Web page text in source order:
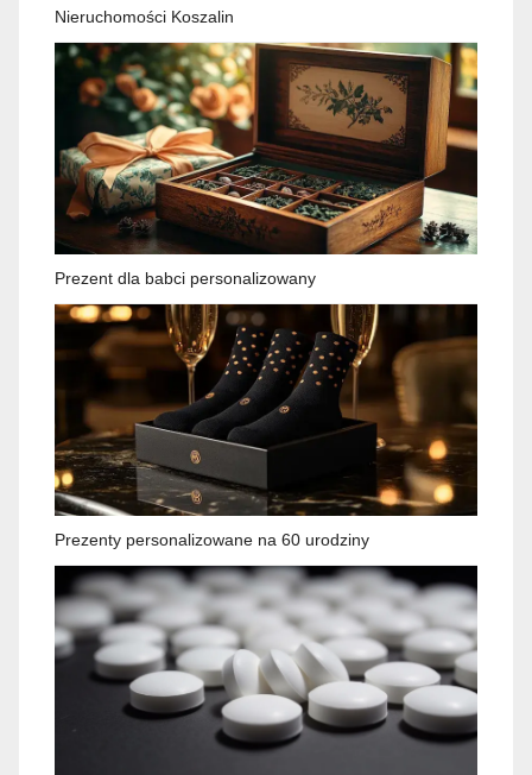
Nieruchomości Koszalin
Prezent dla babci personalizowany
Prezenty personalizowane na 60 urodziny